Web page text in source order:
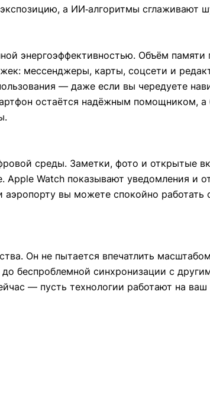
а ИИ‑алгоритмы сглаживают
энергоэффективностью. Объём памяти
мессенджеры, карты, соцсети и
— даже если вы чередуете
остаётся надёжным помощником, а
среды. Заметки, фото и открытые
Watch показывают уведомления и
вы можете спокойно работать
Он не пытается впечатлить
беспроблемной синхронизации с
— пусть технологии работают на